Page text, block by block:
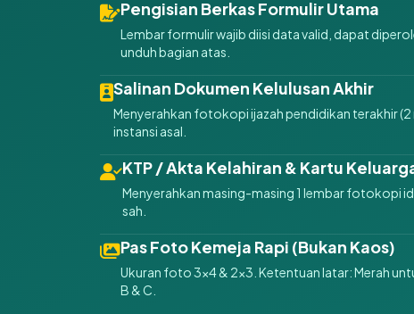
Pengisian Berkas Formulir Utama
Lembar formulir wajib diisi data valid, dapat
unduh bagian atas.
Salinan Dokumen Kelulusan Akhir
Menyerahkan fotokopi ijazah pendidikan terakhir (2
instansi asal.
KTP / Akta Kelahiran & Kartu
Menyerahkan masing-masing 1 lembar fotokopi
sah.
Pas Foto Kemeja Rapi (Bukan Kaos)
Ukuran foto 3x4 & 2x3. Ketentuan latar: Merah
B & C.